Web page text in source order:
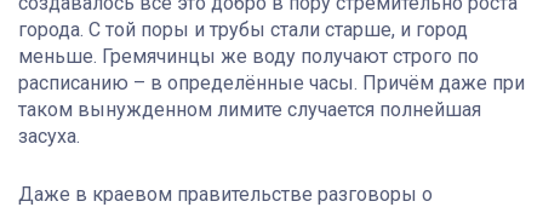
города. С той поры и трубы стали старше, и город
меньше. Гремячинцы же воду получают строго по
расписанию – в определённые часы. Причём даже при
таком вынужденном лимите случается полнейшая
засуха.
Даже в краевом правительстве разговоры о